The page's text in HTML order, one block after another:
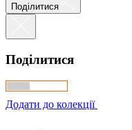
Поділитися
Поділитися
Додати до колекції